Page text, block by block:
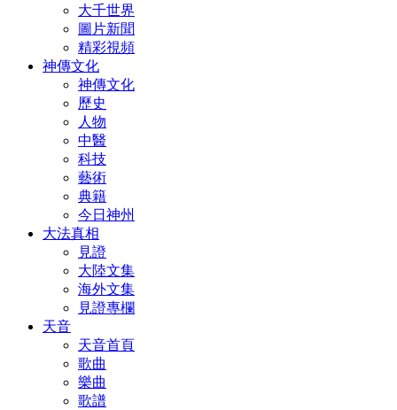
大千世界
圖片新聞
精彩視頻
神傳文化
神傳文化
歷史
人物
中醫
科技
藝術
典籍
今日神州
大法真相
見證
大陸文集
海外文集
見證專欄
天音
天音首頁
歌曲
樂曲
歌譜